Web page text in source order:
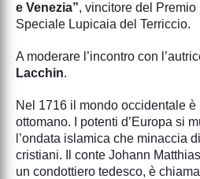
e Venezia”, vincitore del
Speciale Lupicaia del Terriccio.
A moderare l’incontro con
Lacchin.
Nel 1716 il mondo occidentale è
ottomano. I potenti d’Europa si
l’ondata islamica che minaccia
cristiani. Il conte Johann
un condottiero tedesco, è